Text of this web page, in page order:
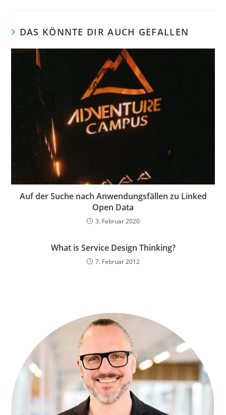
DAS KÖNNTE DIR AUCH GEFALLEN
Auf der Suche nach Anwendungsfällen zu Linked
Open Data
3. Februar 2020
What is Service Design Thinking?
7. Februar 2012